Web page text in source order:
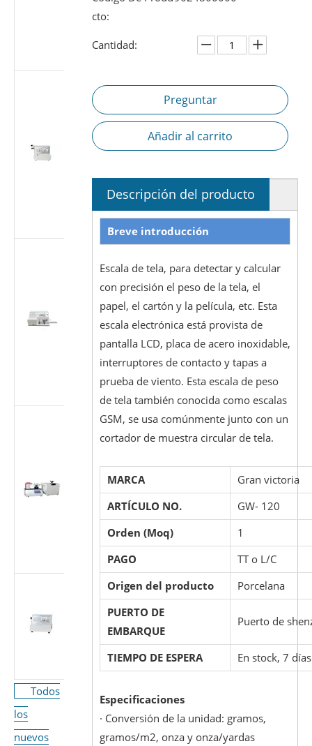
émbolo
según ISO
Probador de
fugas de aire
de jeringa
médica |
Probador de
a presión
negativa
según ISO
7886-1
fugas de aire
de jeringa
Probador de
estanqueidad
al vacío de
-88 kPa
según ISO
7886-1
Probador
multiusos
accesorios
cónicos
médicos
(estándar ISO
80369/GB
1962.1)
Máquina de
prueba de
flujo de
dispositivos
médicos ISO
7864-2016
Todos
los
nuevos
cto:
Cantidad:
Preguntar
Añadir al carrito
Descripción del producto
Breve introducción
Escala de tela, para detectar y calcular
con precisión el peso de la tela, el
papel, el cartón y la película, etc. Esta
escala electrónica está provista de
pantalla LCD, placa de acero inoxidable,
interruptores de contacto y tapas a
prueba de viento. Esta escala de peso
de tela también conocida como escalas
GSM, se usa comúnmente junto con un
cortador de muestra circular de tela.
MARCA
Gran victoria
ARTÍCULO NO.
GW- 120
Orden (Moq)
1
PAGO
TT o L/C
Origen del producto
Porcelana
PUERTO DE
EMBARQUE
Puerto de
TIEMPO DE ESPERA En stock, 7
Especificaciones
· Conversión de la unidad: gramos,
gramos/m2, onza y onza/yardas